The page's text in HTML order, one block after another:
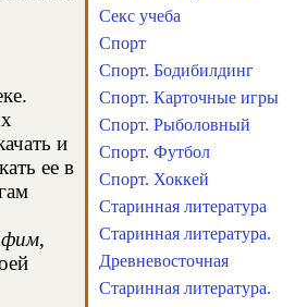
и
ее в
,
Секс учеба
Спорт
Спорт. Бодибилдинг
Спорт. Карточные игры
Спорт. Рыболовный
Спорт. Футбол
Спорт. Хоккей
Старинная литература
Старинная литература.
Древневосточная
Старинная литература.